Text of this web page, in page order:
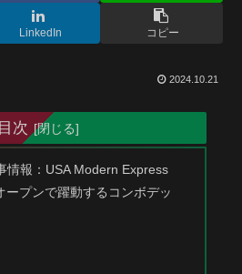
LinkedIn コピー
2024.10.21
目次
情報：USA Modern Express
ープンで躍動するコンボデッ